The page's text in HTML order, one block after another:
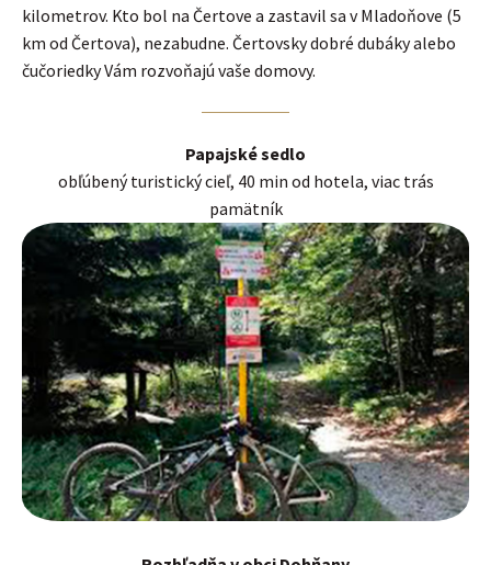
kilometrov. Kto bol na Čertove a zastavil sa v Mladoňove (5
km od Čertova), nezabudne. Čertovsky dobré dubáky alebo
čučoriedky Vám rozvoňajú vaše domovy.
Papajské sedlo
obľúbený turistický cieľ, 40 min od hotela, viac trás
pamätník